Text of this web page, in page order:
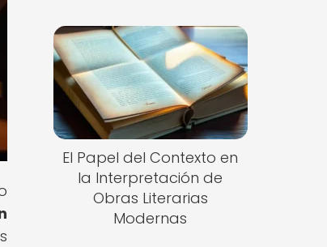
El Papel del Contexto en
la Interpretación de
Obras Literarias
Modernas